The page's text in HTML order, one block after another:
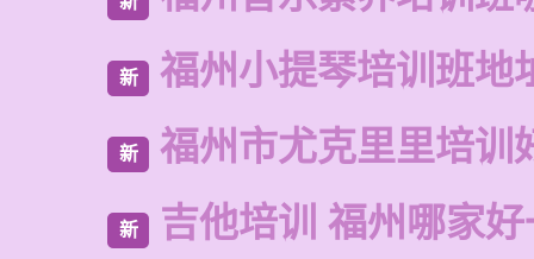
新 福州小提琴培训班地
新 福州市尤克里里培训
新 吉他培训 福州哪家